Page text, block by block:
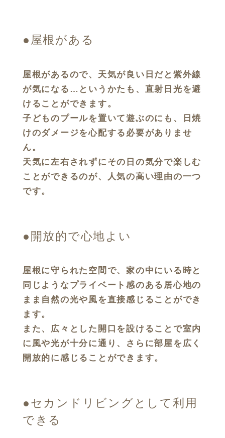
●屋根がある
屋根があるので、天気が良い日だと紫外線
が気になる…というかたも、直射日光を避
けることができます。
子どものプールを置いて遊ぶのにも、日焼
けのダメージを心配する必要がありませ
ん。
天気に左右されずにその日の気分で楽しむ
ことができるのが、人気の高い理由の一つ
です。
●開放的で心地よい
屋根に守られた空間で、家の中にいる時と
同じようなプライベート感のある居心地の
まま自然の光や風を直接感じることができ
ます。
また、広々とした開口を設けることで室内
に風や光が十分に通り、さらに部屋を広く
開放的に感じることができます。
●セカンドリビングとして利用
できる